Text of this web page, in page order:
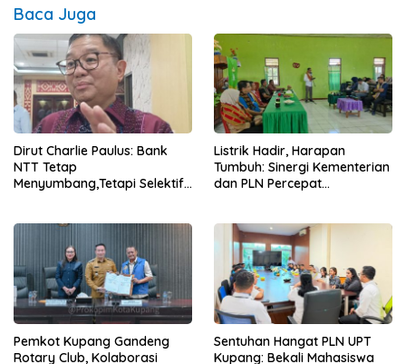
Baca Juga
Dirut Charlie Paulus: Bank
NTT Tetap
Menyumbang,Tetapi Selektif
Listrik Hadir, Harapan
Tumbuh: Sinergi Kementerian
dan PLN Percepat
Pemkot Kupang Gandeng
Rotary Club, Kolaborasi
Sentuhan Hangat PLN UPT
Kupang: Bekali Mahasiswa